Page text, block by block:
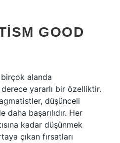
GOOD
birçok alanda
yararlı bir özelliktir.
düşünceli
başarılıdır. Her
kadar düşünmek
çıkan fırsatları